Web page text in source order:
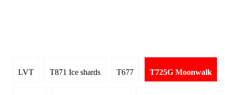
LVT T871 Ice shards T677 T725G Moonwalk